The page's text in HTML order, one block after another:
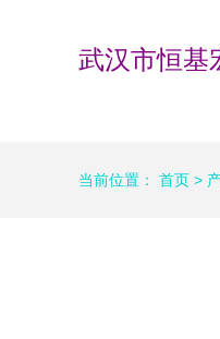
武汉市恒基
当前位置： 首页 >